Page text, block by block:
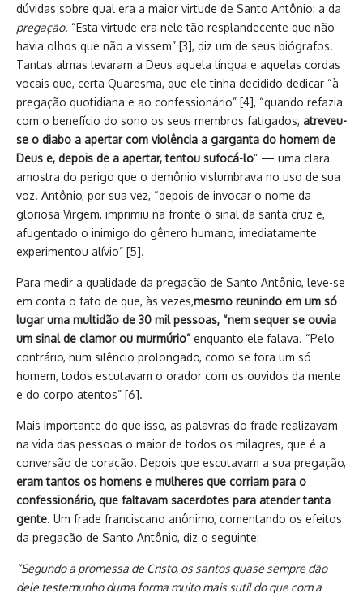
dúvidas sobre qual era a maior virtude de Santo Antônio: a da
pregação. “Esta virtude era nele tão resplandecente que não
havia olhos que não a vissem” [3], diz um de seus biógrafos.
Tantas almas levaram a Deus aquela língua e aquelas cordas
vocais que, certa Quaresma, que ele tinha decidido dedicar “à
pregação quotidiana e ao confessionário” [4], “quando refazia
com o benefício do sono os seus membros fatigados, atreveu-
se o diabo a apertar com violência a garganta do homem de
Deus e, depois de a apertar, tentou sufocá-lo” — uma clara
amostra do perigo que o demônio vislumbrava no uso de sua
voz. Antônio, por sua vez, “depois de invocar o nome da
gloriosa Virgem, imprimiu na fronte o sinal da santa cruz e,
afugentado o inimigo do gênero humano, imediatamente
experimentou alívio” [5].
Para medir a qualidade da pregação de Santo Antônio, leve-se
em conta o fato de que, às vezes,mesmo reunindo em um só
lugar uma multidão de 30 mil pessoas, “nem sequer se ouvia
um sinal de clamor ou murmúrio” enquanto ele falava. “Pelo
contrário, num silêncio prolongado, como se fora um só
homem, todos escutavam o orador com os ouvidos da mente
e do corpo atentos” [6].
Mais importante do que isso, as palavras do frade realizavam
na vida das pessoas o maior de todos os milagres, que é a
conversão de coração. Depois que escutavam a sua pregação,
eram tantos os homens e mulheres que corriam para o
confessionário, que faltavam sacerdotes para atender tanta
gente. Um frade franciscano anônimo, comentando os efeitos
da pregação de Santo Antônio, diz o seguinte:
“Segundo a promessa de Cristo, os santos quase sempre dão
dele testemunho duma forma muito mais sutil do que com a